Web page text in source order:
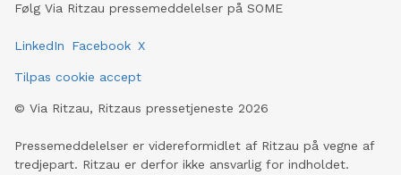
Følg Via Ritzau pressemeddelelser på SOME
LinkedIn Facebook X
Tilpas cookie accept
© Via Ritzau, Ritzaus pressetjeneste 2026
Pressemeddelelser er videreformidlet af Ritzau på vegne af
tredjepart. Ritzau er derfor ikke ansvarlig for indholdet.